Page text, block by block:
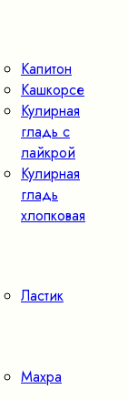
Капитон
Кашкорсе
Кулирная
гладь с
лайкрой
Кулирная
гладь
хлопковая
Ластик
Махра